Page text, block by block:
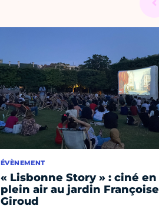
ÉVÈNEMENT
« Lisbonne Story » : ciné en
plein air au jardin Françoise
Giroud